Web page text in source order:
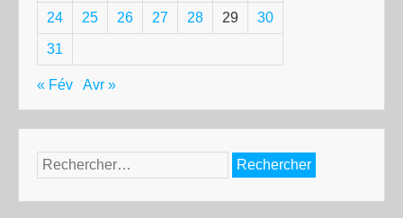
24 25 26 27 28 29 30
31
« Fév Avr »
Rechercher :